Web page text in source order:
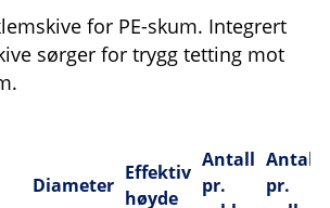
for PE-skum. Integrert
sørger for trygg tetting mot
Diameter
Effektiv
høyde
Antall
pr.
Antall
pr.